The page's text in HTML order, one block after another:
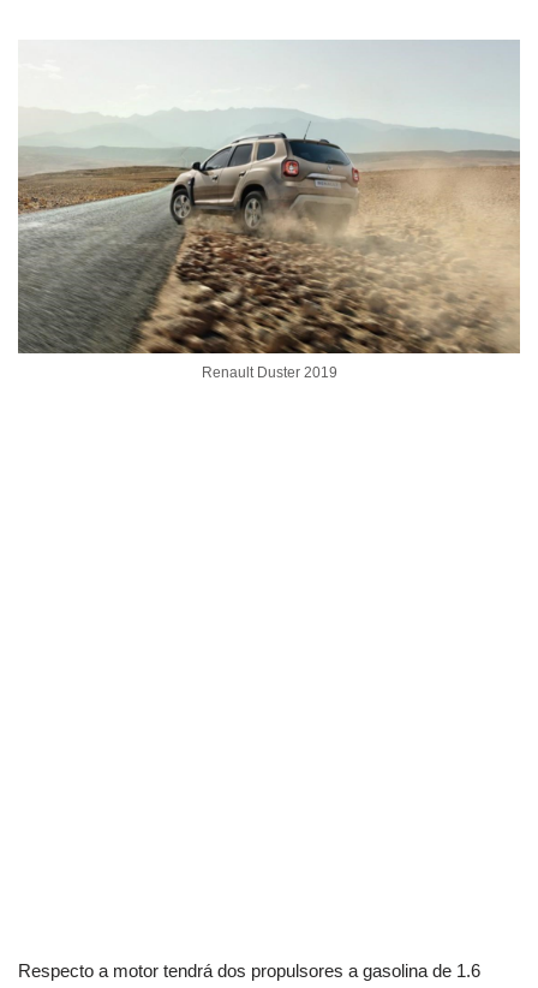
Renault Duster 2019
Respecto a motor tendrá dos propulsores a gasolina de 1.6